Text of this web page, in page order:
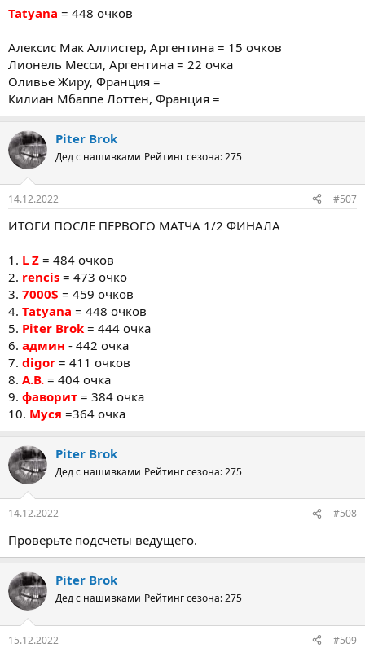
Tatyana = 448 очков
Алексис Мак Аллистер, Аргентина = 15 очков
Лионель Месси, Аргентина = 22 очка
Оливье Жиру, Франция =
Килиан Мбаппе Лоттен, Франция =
Piter Brok
Дед с нашивками Рейтинг сезона: 275
14.12.2022 #507
ИТОГИ ПОСЛЕ ПЕРВОГО МАТЧА 1/2 ФИНАЛА
1. L Z = 484 очков
2. rencis = 473 очко
3. 7000$ = 459 очков
4. Tatyana = 448 очков
5. Piter Brok = 444 очка
6. админ - 442 очка
7. digor = 411 очков
8. А.В. = 404 очка
9. фаворит = 384 очка
10. Муся =364 очка
Piter Brok
Дед с нашивками Рейтинг сезона: 275
14.12.2022 #508
Проверьте подсчеты ведущего.
Piter Brok
Дед с нашивками Рейтинг сезона: 275
15.12.2022 #509